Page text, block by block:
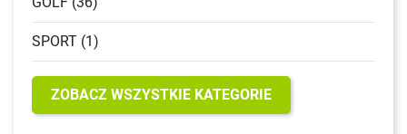
SPORT (1)
ZOBACZ WSZYSTKIE KATEGORIE